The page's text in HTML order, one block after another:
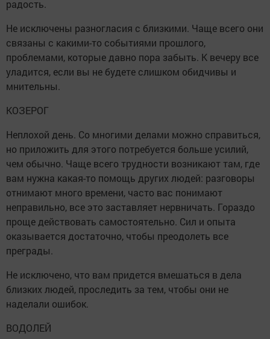
радость.
Не исключены разногласия с близкими. Чаще всего они
связаны с какими-то событиями прошлого,
проблемами, которые давно пора забыть. К вечеру все
уладится, если вы не будете слишком обидчивы и
мнительны.
КОЗЕРОГ
Неплохой день. Со многими делами можно справиться,
но приложить для этого потребуется больше усилий,
чем обычно. Чаще всего трудности возникают там, где
вам нужна какая-то помощь других людей: разговоры
отнимают много времени, часто вас понимают
неправильно, все это заставляет нервничать. Гораздо
проще действовать самостоятельно. Сил и опыта
оказывается достаточно, чтобы преодолеть все
преграды.
Не исключено, что вам придется вмешаться в дела
близких людей, проследить за тем, чтобы они не
наделали ошибок.
ВОДОЛЕЙ